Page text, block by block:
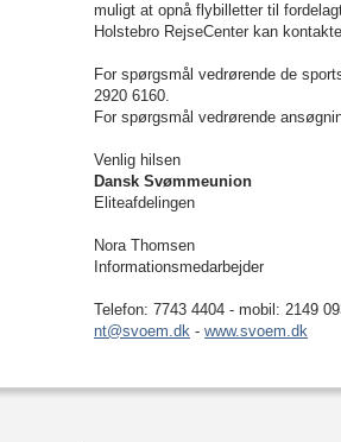
muligt at opnå flybilletter til
Holstebro RejseCenter kan
For spørgsmål vedrørende de
2920 6160.
For spørgsmål vedrørende
Venlig hilsen
Dansk Svømmeunion
Eliteafdelingen
Nora Thomsen
Informationsmedarbejder
Telefon: 7743 4404 - mobil: 2149
nt@svoem.dk - www.svoem.dk